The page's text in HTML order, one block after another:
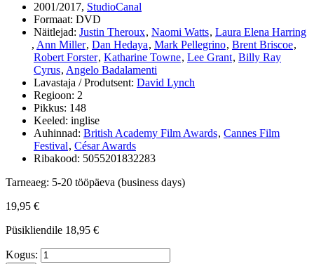
2001/2017, StudioCanal
Formaat: DVD
Näitlejad: Justin Theroux, Naomi Watts, Laura Elena Harring
, Ann Miller, Dan Hedaya, Mark Pellegrino, Brent Briscoe,
Robert Forster, Katharine Towne, Lee Grant, Billy Ray
Cyrus, Angelo Badalamenti
Lavastaja / Produtsent: David Lynch
Regioon: 2
Pikkus: 148
Keeled: inglise
Auhinnad: British Academy Film Awards, Cannes Film
Festival, César Awards
Ribakood: 5055201832283
Tarneaeg: 5-20 tööpäeva (business days)
19,95 €
Püsikliendile 18,95 €
Kogus: